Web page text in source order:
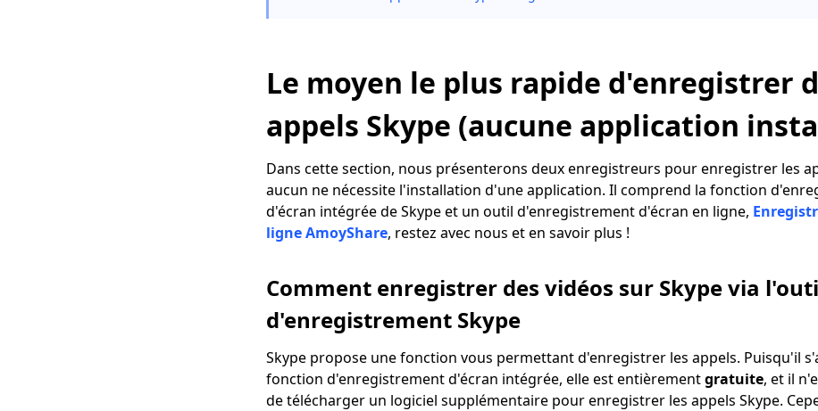
Le moyen le plus rapide d'enregistrer
appels Skype (aucune application
Dans cette section, nous présenterons deux enregistreurs pour enregistrer les
aucun ne nécessite l'installation d'une application. Il comprend la fonction
d'écran intégrée de Skype et un outil d'enregistrement d'écran en ligne,
ligne AmoyShare, restez avec nous et en savoir plus !
Comment enregistrer des vidéos sur Skype via
d'enregistrement Skype
Skype propose une fonction vous permettant d'enregistrer les appels. Puisqu'il
fonction d'enregistrement d'écran intégrée, elle est entièrementgratuite, et il
de télécharger un logiciel supplémentaire pour enregistrer les appels Skype.